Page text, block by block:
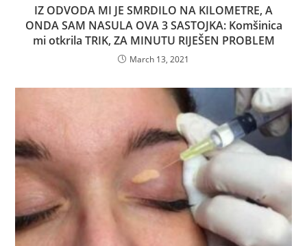
IZ ODVODA MI JE SMRDILO NA KILOMETRE, A
ONDA SAM NASULA OVA 3 SASTOJKA: Komšinica
mi otkrila TRIK, ZA MINUTU RIJEŠEN PROBLEM
March 13, 2021